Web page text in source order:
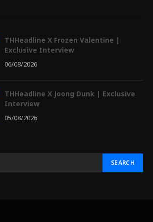
THHeadline X Frozen Valentine |
Exclusive Interview
06/08/2026
THHeadline X Joong Dunk | Exclusive
Interview
05/08/2026